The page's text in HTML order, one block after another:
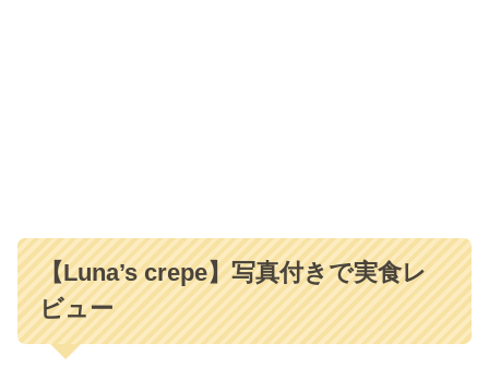
【Luna’s crepe】写真付きで実食レ
ビュー